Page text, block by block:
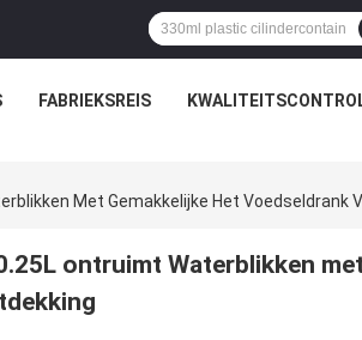
FABRIEKSREIS
Met Gemakkelijke Het Voedseldrank
ontruimt Waterblikken